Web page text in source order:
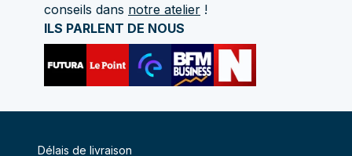
conseils dans notre atelier !
ILS PARLENT DE NOUS
Délais de livraison